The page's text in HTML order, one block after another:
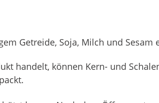
Getreide, Soja, Milch und Sesam
handelt, können Kern- und